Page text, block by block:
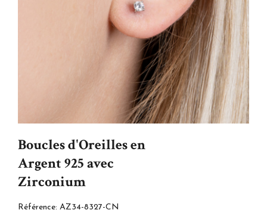
Boucles d'Oreilles en
Argent 925 avec
Zirconium
Référence: AZ34-8327-CN